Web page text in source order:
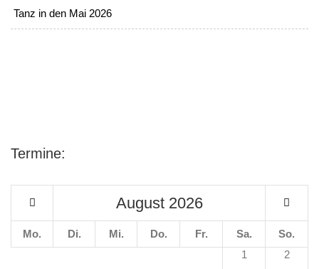
Tanz in den Mai 2026
Termine:
August 2026
Mo. Di. Mi. Do. Fr. Sa.
So.
1
2